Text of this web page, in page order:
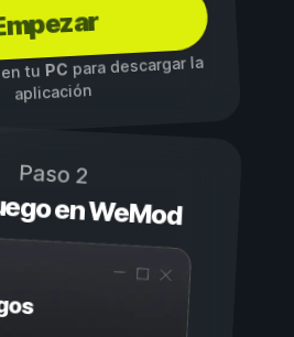
en tuPCpara descargar la
aplicación
Paso 2
en WeMod